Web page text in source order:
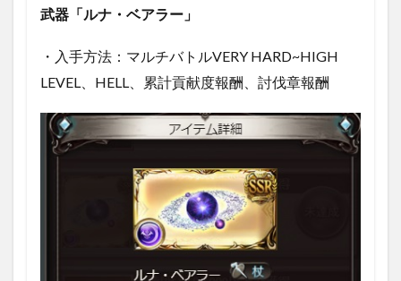
武器「ルナ・ベアラー」
・入手方法：マルチバトルVERY HARD~HIGH
LEVEL、HELL、累計貢献度報酬、討伐章報酬